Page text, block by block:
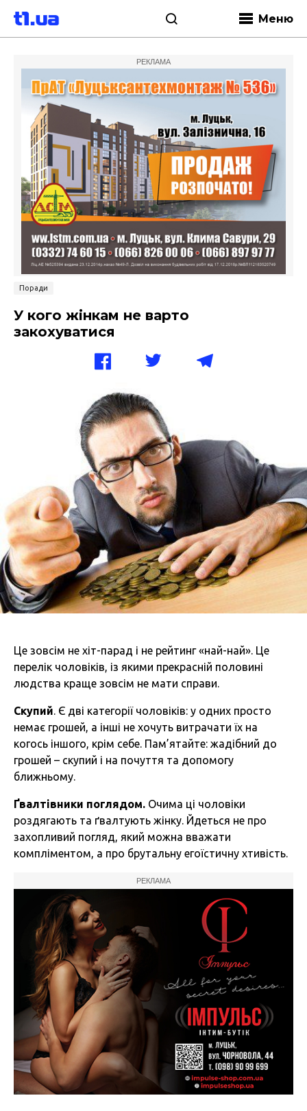
Меню
РЕКЛАМА
Поради
У кого жінкам не варто
закохуватися
Це зовсім не хіт-парад і не рейтинг «най-най». Це
перелік чоловіків, із якими прекрасній половині
людства краще зовсім не мати справи.
Скупий. Є дві категорії чоловіків: у одних просто
немає грошей, а інші не хочуть витрачати їх на
когось іншого, крім себе. Пам’ятайте: жадібний до
грошей – скупий і на почуття та допомогу
ближньому.
Ґвалтівники поглядом. Очима ці чоловіки
роздягають та ґвалтують жінку. Йдеться не про
захопливий погляд, який можна вважати
компліментом, а про брутальну егоїстичну хтивість.
РЕКЛАМА